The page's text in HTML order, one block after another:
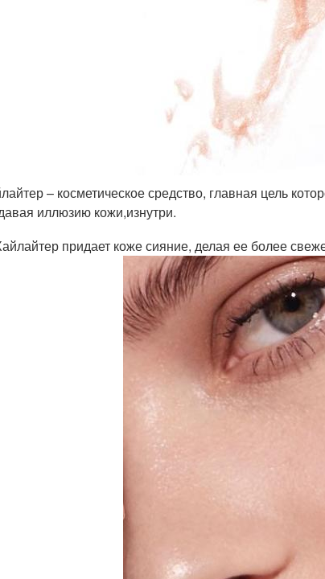
– косметическое средство, главная цель
иллюзию кожи,изнутри.
придает коже сияние, делая ее более